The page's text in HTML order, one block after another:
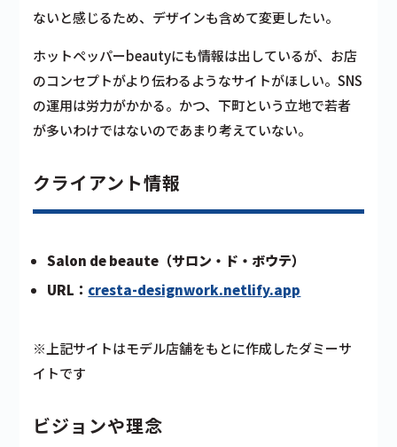
ないと感じるため、デザインも含めて変更したい。
ホットペッパーbeautyにも情報は出しているが、お店
のコンセプトがより伝わるようなサイトがほしい。SNS
の運用は労力がかかる。かつ、下町という立地で若者
が多いわけではないのであまり考えていない。
クライアント情報
Salon de beaute（サロン・ド・ボウテ）
URL： cresta-designwork.netlify.app
※上記サイトはモデル店舗をもとに作成したダミーサ
イトです
ビジョンや理念